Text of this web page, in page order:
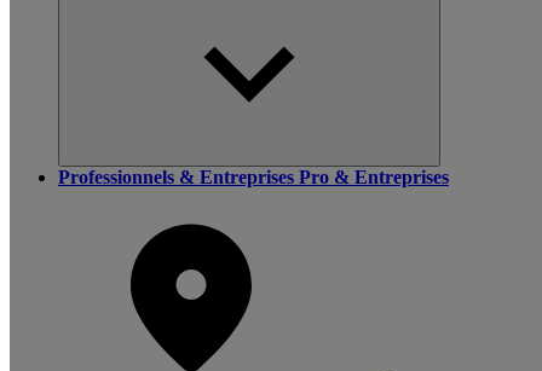
Professionnels & Entreprises Pro & Entreprises